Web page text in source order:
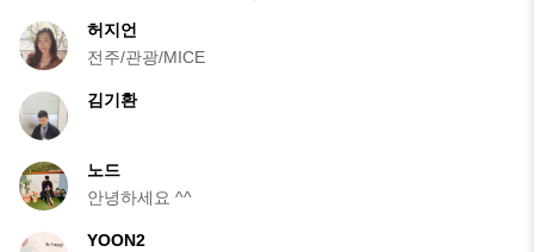
허지언
전주/관광/MICE
김기환
노드
안녕하세요 ^^
YOON2